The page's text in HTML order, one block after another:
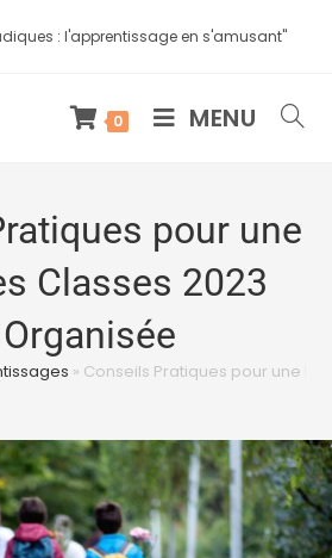
: l'apprentissage en s'amusant"
0 MENU
pour une
Classes 2023
» Conseils Pratiques pour une